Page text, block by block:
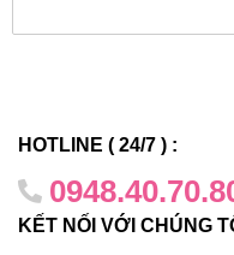
kết nối tự tổ chức, tự
HOTLINE ( 24/7 ) :
KẾT NỐI VỚI CHÚNG